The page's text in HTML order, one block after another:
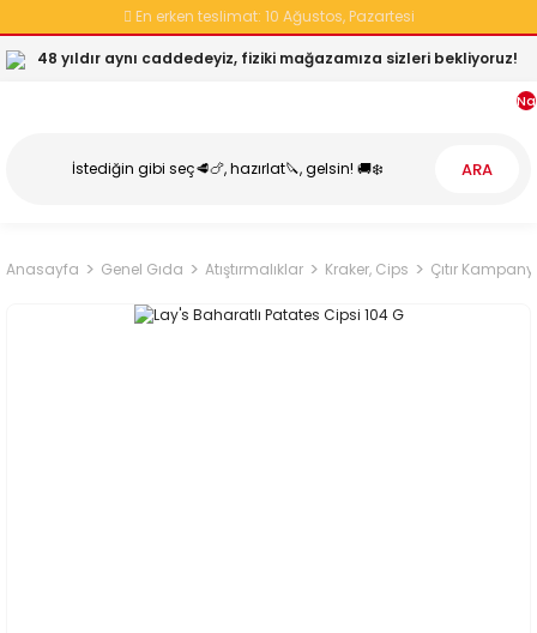
En erken teslimat: 10 Ağustos, Pazartesi
48 yıldır aynı caddedeyiz, fiziki mağazamıza sizleri bekliyoruz!
ARA
Anasayfa Genel Gıda Atıştırmalıklar Kraker, Cips Çıtır